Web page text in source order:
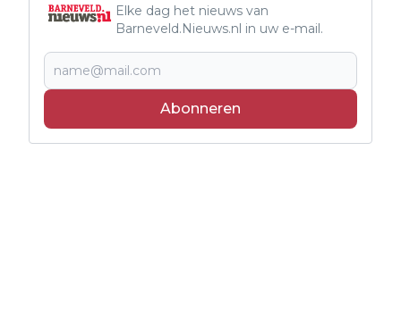
Elke dag het nieuws van
Barneveld.Nieuws.nl in uw e-mail.
Abonneren